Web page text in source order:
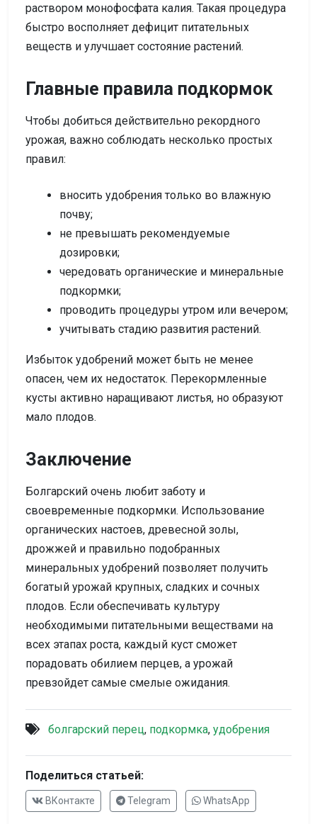
раствором монофосфата калия. Такая процедура
быстро восполняет дефицит питательных
веществ и улучшает состояние растений.
Главные правила подкормок
Чтобы добиться действительно рекордного
урожая, важно соблюдать несколько простых
правил:
вносить удобрения только во влажную
почву;
не превышать рекомендуемые
дозировки;
чередовать органические и минеральные
подкормки;
проводить процедуры утром или вечером;
учитывать стадию развития растений.
Избыток удобрений может быть не менее
опасен, чем их недостаток. Перекормленные
кусты активно наращивают листья, но образуют
мало плодов.
Заключение
Болгарский очень любит заботу и
своевременные подкормки. Использование
органических настоев, древесной золы,
дрожжей и правильно подобранных
минеральных удобрений позволяет получить
богатый урожай крупных, сладких и сочных
плодов. Если обеспечивать культуру
необходимыми питательными веществами на
всех этапах роста, каждый куст сможет
порадовать обилием перцев, а урожай
превзойдет самые смелые ожидания.
болгарский перец, подкормка, удобрения
Поделиться статьей:
ВКонтакте Telegram WhatsApp